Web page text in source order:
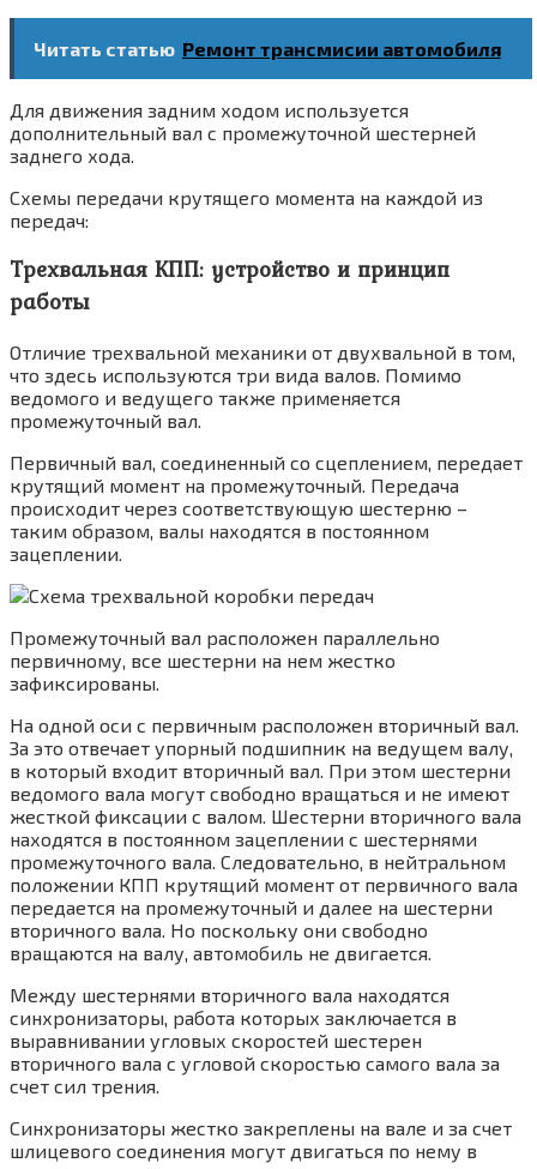
Читать статью Ремонт трансмисии автомобиля
Для движения задним ходом используется
дополнительный вал с промежуточной шестерней
заднего хода.
Схемы передачи крутящего момента на каждой из
передач:
Трехвальная КПП: устройство и принцип
работы
Отличие трехвальной механики от двухвальной в том,
что здесь используются три вида валов. Помимо
ведомого и ведущего также применяется
промежуточный вал.
Первичный вал, соединенный со сцеплением, передает
крутящий момент на промежуточный. Передача
происходит через соответствующую шестерню –
таким образом, валы находятся в постоянном
зацеплении.
Промежуточный вал расположен параллельно
первичному, все шестерни на нем жестко
зафиксированы.
На одной оси с первичным расположен вторичный вал.
За это отвечает упорный подшипник на ведущем валу,
в который входит вторичный вал. При этом шестерни
ведомого вала могут свободно вращаться и не имеют
жесткой фиксации с валом. Шестерни вторичного вала
находятся в постоянном зацеплении с шестернями
промежуточного вала. Следовательно, в нейтральном
положении КПП крутящий момент от первичного вала
передается на промежуточный и далее на шестерни
вторичного вала. Но поскольку они свободно
вращаются на валу, автомобиль не двигается.
Между шестернями вторичного вала находятся
синхронизаторы, работа которых заключается в
выравнивании угловых скоростей шестерен
вторичного вала с угловой скоростью самого вала за
счет сил трения.
Синхронизаторы жестко закреплены на вале и за счет
шлицевого соединения могут двигаться по нему в